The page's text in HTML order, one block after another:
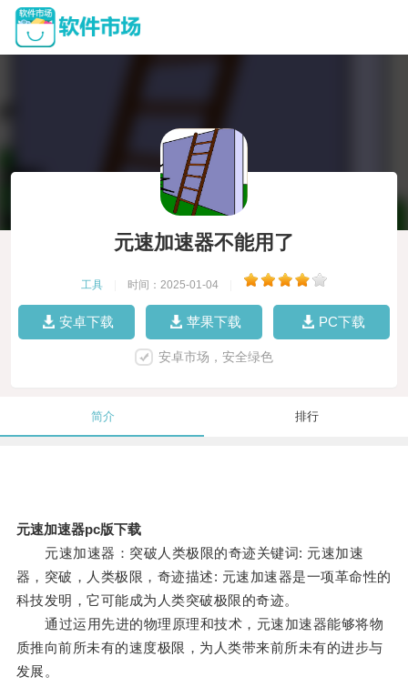
元速加速器不能用了
工具 时间：2025-01-04
安卓下载 苹果下载 PC下载
安卓市场，安全绿色
简介 排行
元速加速器pc版下载
元速加速器：突破人类极限的奇迹关键词: 元速加速
器，突破，人类极限，奇迹描述: 元速加速器是一项革命性的
科技发明，它可能成为人类突破极限的奇迹。
通过运用先进的物理原理和技术，元速加速器能够将物
质推向前所未有的速度极限，为人类带来前所未有的进步与
发展。